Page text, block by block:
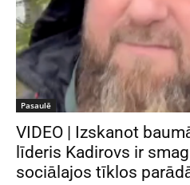
Pasaulē
VIDEO | Izskanot
līderis Kadirovs ir
sociālajos tīklos